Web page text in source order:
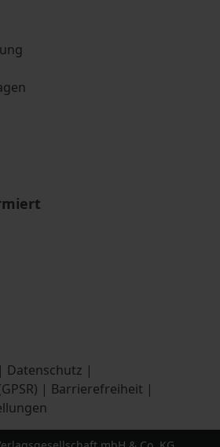
| Datenschutz |
| Barrierefreiheit |